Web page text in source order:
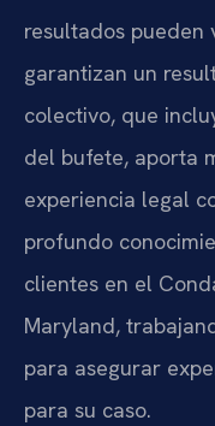
resultados pueden
garantizan un
colectivo, que
del bufete, aporta
experiencia legal
profundo
clientes en el
Maryland,
para asegurar
para su caso.